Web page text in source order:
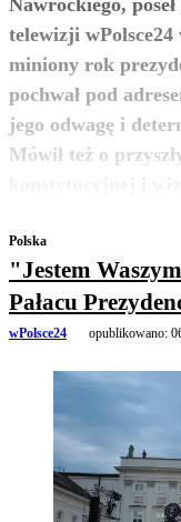
Nawrockiego,
telewizji
miniony rok
pochwał pod
jego odwagę i
Mówił też o
Polska
"Jestem
Pałacu
wPolsce24 opublikowano: